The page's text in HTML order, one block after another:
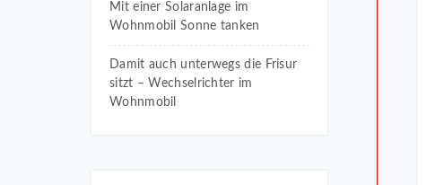
Mit einer Solaranlage im
Wohnmobil Sonne tanken
Damit auch unterwegs die Frisur
sitzt – Wechselrichter im
Wohnmobil